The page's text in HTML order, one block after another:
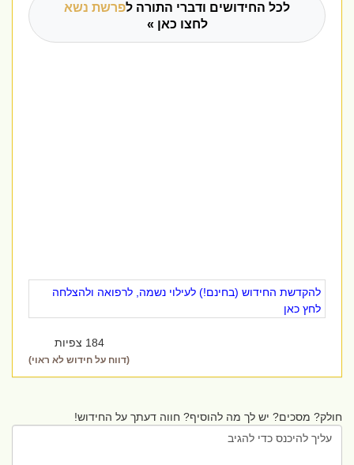
לכל החידושים ודברי התורה לפרשת נשא
לחצו כאן »
להקדשת החידוש (בחינם!) לעילוי נשמה, לרפואה ולהצלחה
לחץ כאן
184 צפיות
(דווח על חידוש לא ראוי)
חולק? מסכים? יש לך מה להוסיף? חווה דעתך על החידוש!